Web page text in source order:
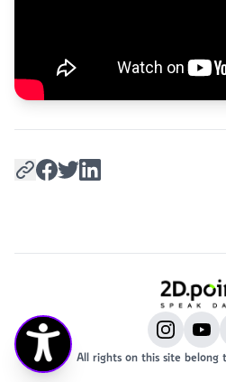
All rights on this site belong